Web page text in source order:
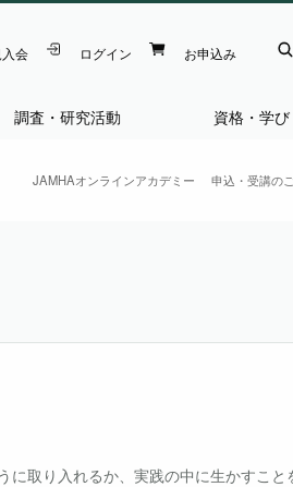
会 ログイン お申込み
調査・研究活動 資格・学び
JAMHAオンラインアカデミー 申込・受講の
に取り入れるか、実践の中に生かすこと